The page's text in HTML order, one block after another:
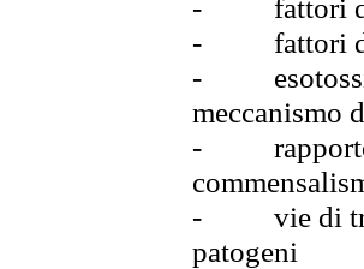
-
fattori
-
fattori
-
meccanismo
-
-
vie di
patogeni